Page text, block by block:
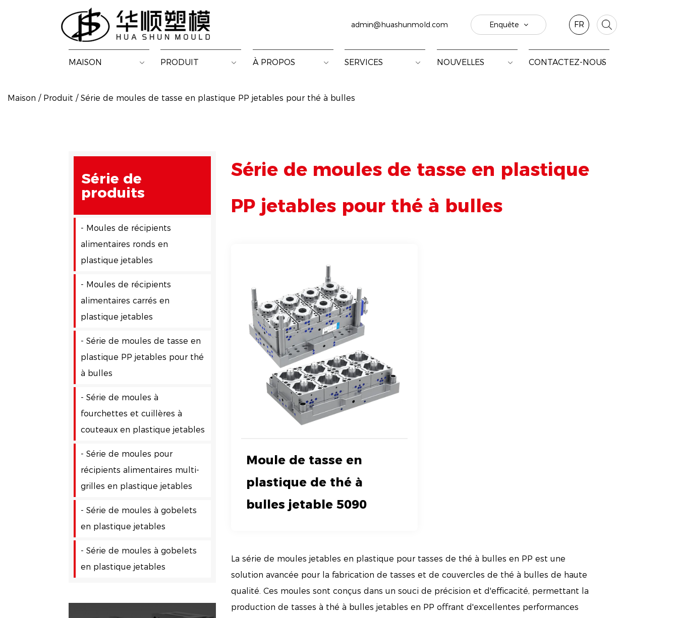
admin@huashunmold.com Enquête FR
MAISON PRODUIT À PROPOS SERVICES NOUVELLES CONTACTEZ-NOUS
Maison / Produit / Série de moules de tasse en plastique PP jetables pour thé à bulles
Série de
produits
- Moules de récipients
alimentaires ronds en
plastique jetables
- Moules de récipients
alimentaires carrés en
plastique jetables
- Série de moules de tasse en
plastique PP jetables pour thé
à bulles
- Série de moules à
fourchettes et cuillères à
couteaux en plastique jetables
- Série de moules pour
récipients alimentaires multi-
grilles en plastique jetables
- Série de moules à gobelets
en plastique jetables
- Série de moules à gobelets
en plastique jetables
Série de moules de tasse en plastique
PP jetables pour thé à bulles
Moule de tasse en
plastique de thé à
bulles jetable 5090
La série de moules jetables en plastique pour tasses de thé à bulles en PP est une
solution avancée pour la fabrication de tasses et de couvercles de thé à bulles de haute
qualité. Ces moules sont conçus dans un souci de précision et d'efficacité, permettant la
production de tasses à thé à bulles jetables en PP offrant d'excellentes performances